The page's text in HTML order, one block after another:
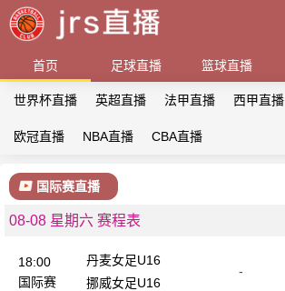
首页 足球直播 篮球直播
世界杯直播 英超直播 法甲直播 西甲直播
欧冠直播 NBA直播 CBA直播
国际赛直播
08-08 星期六 赛程表
18:00
国际赛
丹麦女足U16
-
挪威女足U16